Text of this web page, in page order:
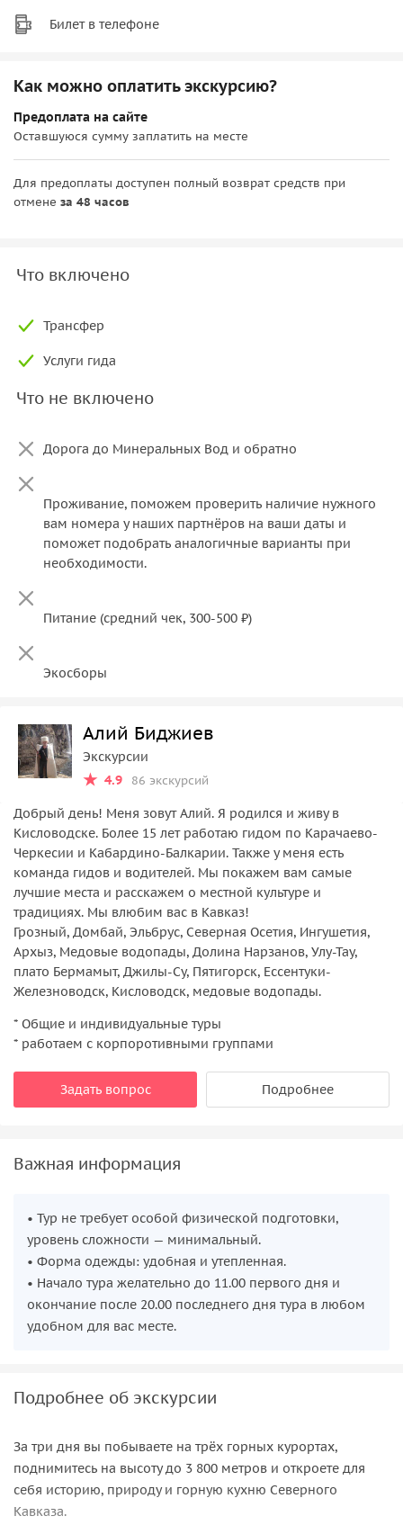
Билет в телефоне
Как можно оплатить экскурсию?
Предоплата на сайте
Оставшуюся сумму заплатить на месте
Для предоплаты доступен полный возврат средств при
отмене за 48 часов
Что включено
Трансфер
Услуги гида
Что не включено
Дорога до Минеральных Вод и обратно
Проживание, поможем проверить наличие нужного
вам номера у наших партнёров на ваши даты и
поможет подобрать аналогичные варианты при
необходимости.
Экосборы
Алий Биджиев
Экскурсии
4.9
86 экскурсий
Добрый день! Меня зовут Алий. Я родился и живу в
Кисловодске. Более 15 лет работаю гидом по Карачаево-
Черкесии и Кабардино-Балкарии. Также у меня есть
команда гидов и водителей. Мы покажем вам самые
лучшие места и расскажем о местной культуре и
традициях. Мы влюбим вас в Кавказ!
Грозный, Домбай, Эльбрус, Северная Осетия, Ингушетия,
Архыз, Медовые водопады, Долина Нарзанов, Улу-Тау,
плато Бермамыт, Джилы-Су, Пятигорск, Ессентуки-
Железноводск, Кисловодск, медовые водопады.
* Общие и индивидуальные туры
* работаем с корпоротивными группами
Задать вопрос Подробнее
Важная информация
• Тур не требует особой физической подготовки,
уровень сложности — минимальный.
• Форма одежды: удобная и утепленная.
• Начало тура желательно до 11.00 первого дня и
окончание после 20.00 последнего дня тура в любом
удобном для вас месте.
Подробнее об экскурсии
За три дня вы побываете на трёх горных курортах,
поднимитесь на высоту до 3 800 метров и откроете для
себя историю, природу и горную кухню Северного
Кавказа.